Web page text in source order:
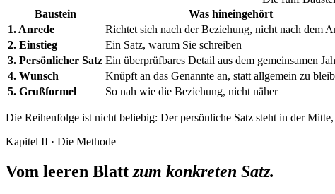
Baustein
Was hineingehört
1. Anrede
Richtet sich nach der Beziehung, nicht nach dem
2. Einstieg
Ein Satz, warum Sie schreiben
3. Persönlicher Satz Ein überprüfbares Detail aus dem gemeinsamen
4. Wunsch
Knüpft an das Genannte an, statt allgemein zu
5. Grußformel
So nah wie die Beziehung, nicht näher
Die Reihenfolge ist nicht beliebig: Der persönliche Satz steht in der
Kapitel II · Die Methode
Vom leeren Blatt zum konkreten Satz.